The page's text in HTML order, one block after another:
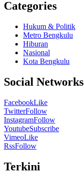
Categories
Hukum & Politik
Metro Bengkulu
Hiburan
Nasional
Kota Bengkulu
Social Networks
FacebookLike
TwitterFollow
InstagramFollow
YoutubeSubscribe
VimeoLike
RssFollow
Terkini